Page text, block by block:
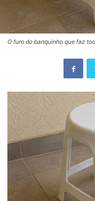
O furo do banquinho que faz